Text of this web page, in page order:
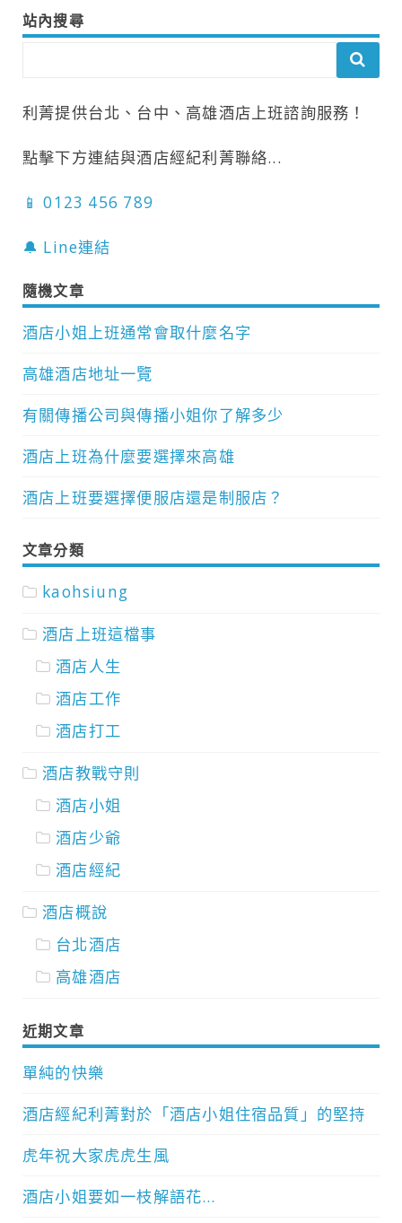
站內搜尋
利菁提供台北、台中、高雄酒店上班諮詢服務！
點擊下方連結與酒店經紀利菁聯絡...
📱 0123 456 789
🔔 Line連結
隨機文章
酒店小姐上班通常會取什麼名字
高雄酒店地址一覽
有關傳播公司與傳播小姐你了解多少
酒店上班為什麼要選擇來高雄
酒店上班要選擇便服店還是制服店？
文章分類
kaohsiung
酒店上班這檔事
酒店人生
酒店工作
酒店打工
酒店教戰守則
酒店小姐
酒店少爺
酒店經紀
酒店概說
台北酒店
高雄酒店
近期文章
單純的快樂
酒店經紀利菁對於「酒店小姐住宿品質」的堅持
虎年祝大家虎虎生風
酒店小姐要如一枝解語花…